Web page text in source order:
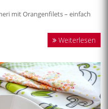
mit Orangenfilets – einfach
Weiterlesen